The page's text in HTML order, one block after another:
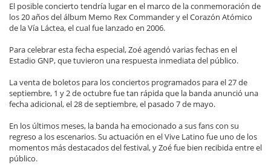
El posible concierto tendría lugar en el marco de la conmemoración de
los 20 años del álbum Memo Rex Commander y el Corazón Atómico
de la Vía Láctea, el cual fue lanzado en 2006.
Para celebrar esta fecha especial, Zoé agendó varias fechas en el
Estadio GNP, que tuvieron una respuesta inmediata del público.
La venta de boletos para los conciertos programados para el 27 de
septiembre, 1 y 2 de octubre fue tan rápida que la banda anunció una
fecha adicional, el 28 de septiembre, el pasado 7 de mayo.
En los últimos meses, la banda ha emocionado a sus fans con su
regreso a los escenarios. Su actuación en el Vive Latino fue uno de los
momentos más destacados del festival, y Zoé fue bien recibida entre el
público.